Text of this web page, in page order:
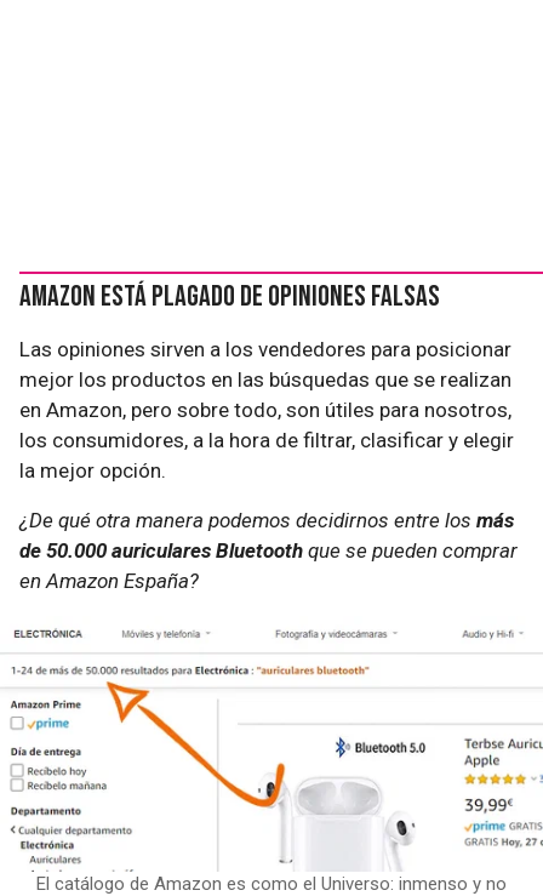
Amazon está plagado de opiniones falsas
Las opiniones sirven a los vendedores para posicionar
mejor los productos en las búsquedas que se realizan
en Amazon, pero sobre todo, son útiles para nosotros,
los consumidores, a la hora de filtrar, clasificar y elegir
la mejor opción.
¿De qué otra manera podemos decidirnos entre los más
de 50.000 auriculares Bluetooth que se pueden comprar
en Amazon España?
El catálogo de Amazon es como el Universo: inmenso y no